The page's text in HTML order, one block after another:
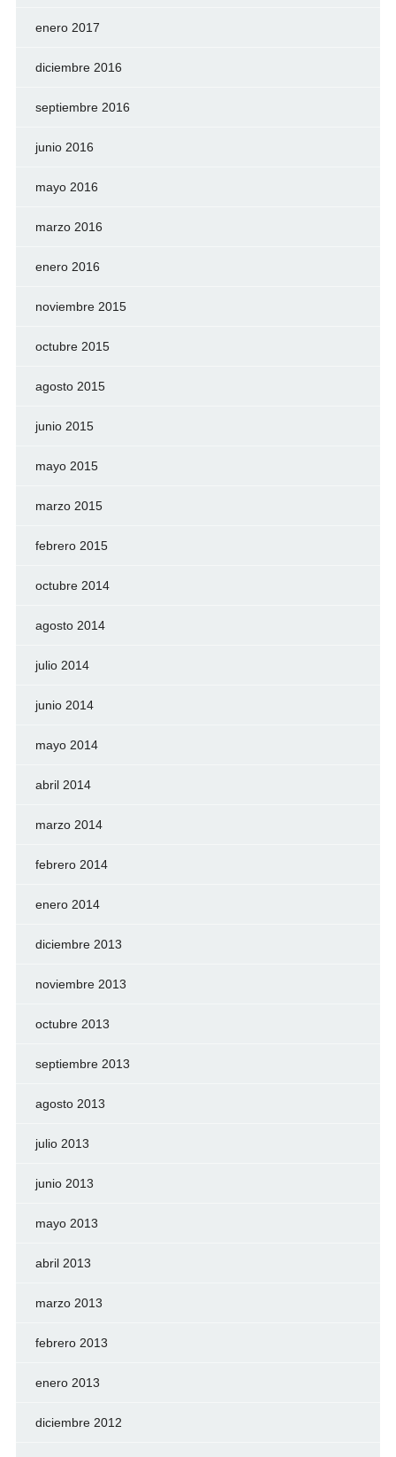
enero 2017
diciembre 2016
septiembre 2016
junio 2016
mayo 2016
marzo 2016
enero 2016
noviembre 2015
octubre 2015
agosto 2015
junio 2015
mayo 2015
marzo 2015
febrero 2015
octubre 2014
agosto 2014
julio 2014
junio 2014
mayo 2014
abril 2014
marzo 2014
febrero 2014
enero 2014
diciembre 2013
noviembre 2013
octubre 2013
septiembre 2013
agosto 2013
julio 2013
junio 2013
mayo 2013
abril 2013
marzo 2013
febrero 2013
enero 2013
diciembre 2012